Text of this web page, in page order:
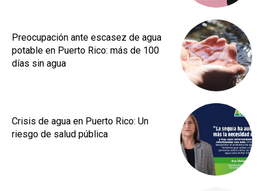
Preocupación ante escasez de agua
potable en Puerto Rico: más de 100
días sin agua
Crisis de agua en Puerto Rico: Un
riesgo de salud pública